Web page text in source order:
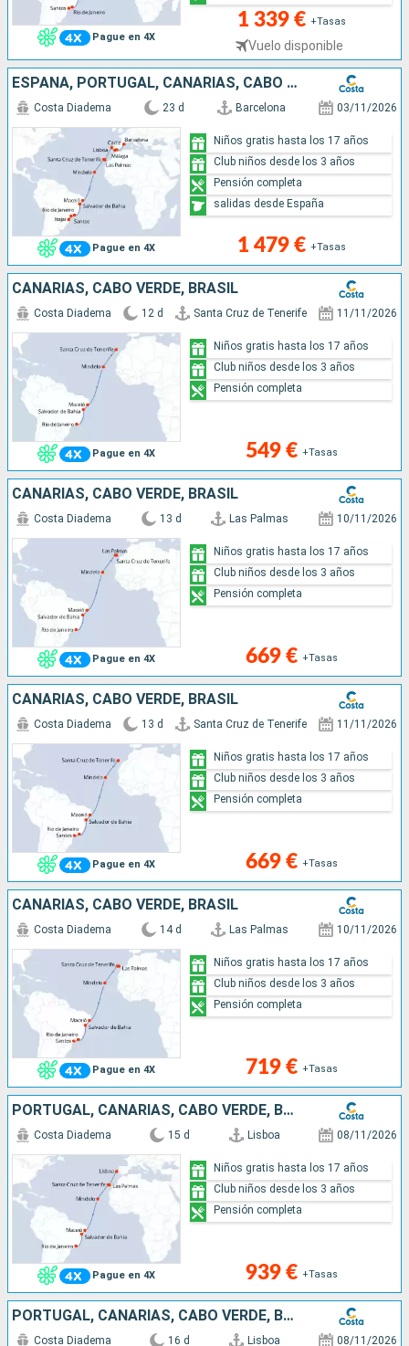
Pague en 4X
1 339 € +Tasas
Vuelo disponible
ESPAÑA, PORTUGAL, CANARIAS, CABO VERDE, BRASIL
Pague en 4X
Costa Diadema 23 d Barcelona 03/11/2026
1 479 € +Tasas
Niños gratis hasta los 17 años
Club niños desde los 3 años
Pensión completa
salidas desde España
CANARIAS, CABO VERDE, BRASIL
Pague en 4X
Costa Diadema 12 d Santa Cruz de Tenerife 11/11/2026
549 € +Tasas
Niños gratis hasta los 17 años
Club niños desde los 3 años
Pensión completa
CANARIAS, CABO VERDE, BRASIL
Pague en 4X
Costa Diadema 13 d Las Palmas 10/11/2026
669 € +Tasas
Niños gratis hasta los 17 años
Club niños desde los 3 años
Pensión completa
CANARIAS, CABO VERDE, BRASIL
Pague en 4X
Costa Diadema 13 d Santa Cruz de Tenerife 11/11/2026
669 € +Tasas
Niños gratis hasta los 17 años
Club niños desde los 3 años
Pensión completa
CANARIAS, CABO VERDE, BRASIL
Pague en 4X
Costa Diadema 14 d Las Palmas 10/11/2026
719 € +Tasas
Niños gratis hasta los 17 años
Club niños desde los 3 años
Pensión completa
PORTUGAL, CANARIAS, CABO VERDE, BRASIL
Pague en 4X
Costa Diadema 15 d Lisboa 08/11/2026
939 € +Tasas
Niños gratis hasta los 17 años
Club niños desde los 3 años
Pensión completa
PORTUGAL, CANARIAS, CABO VERDE, BRASIL
Costa Diadema 16 d Lisboa 08/11/2026